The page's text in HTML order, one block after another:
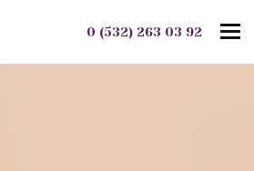
0 (532) 263 03 92